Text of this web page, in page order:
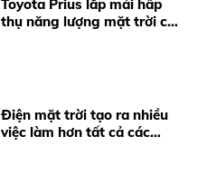
Toyota Prius lắp mái hấp
thụ năng lượng mặt trời của
Điện mặt trời tạo ra nhiều
việc làm hơn tất cả các